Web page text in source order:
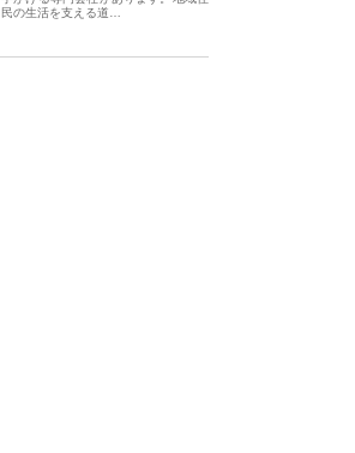
民の生活を支える道…